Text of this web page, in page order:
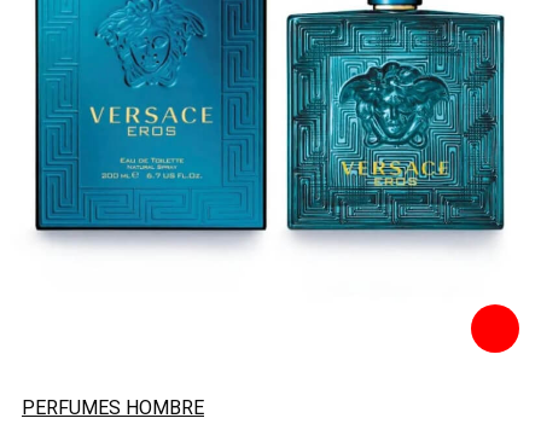
PERFUMES HOMBRE